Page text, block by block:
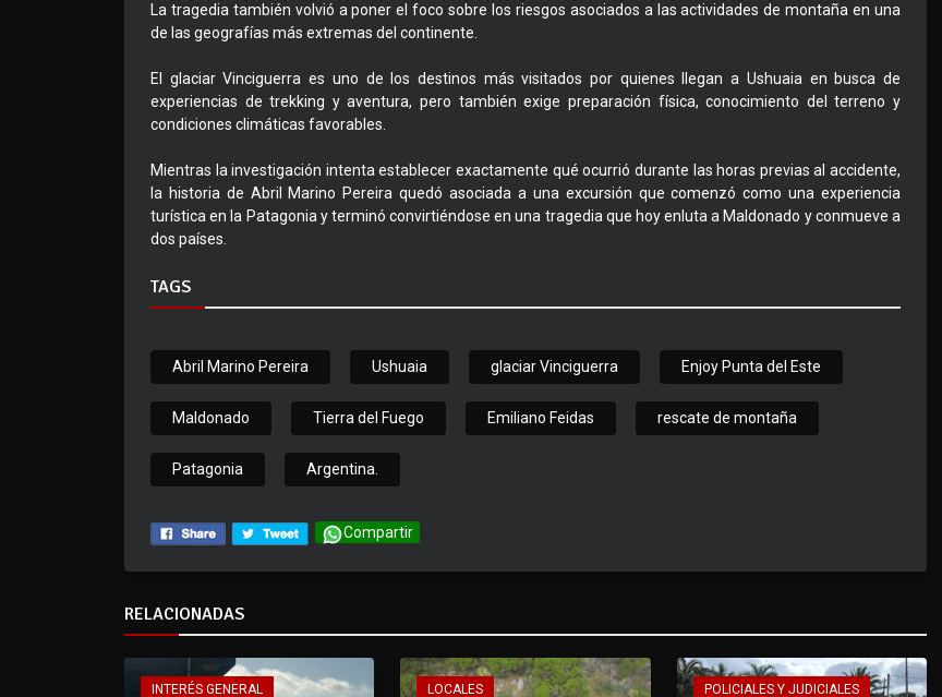
La tragedia también volvió a poner el foco sobre los riesgos asociados a las actividades de montaña en una
de las geografías más extremas del continente.
El glaciar Vinciguerra es uno de los destinos más visitados por quienes llegan a Ushuaia en busca de
experiencias de trekking y aventura, pero también exige preparación física, conocimiento del terreno y
condiciones climáticas favorables.
Mientras la investigación intenta establecer exactamente qué ocurrió durante las horas previas al accidente,
la historia de Abril Marino Pereira quedó asociada a una excursión que comenzó como una experiencia
turística en la Patagonia y terminó convirtiéndose en una tragedia que hoy enluta a Maldonado y conmueve a
dos países.
TAGS
Abril Marino Pereira Ushuaia glaciar Vinciguerra Enjoy Punta del Este
Maldonado Tierra del Fuego Emiliano Feidas rescate de montaña
Patagonia Argentina.
Compartir
RELACIONADAS
INTERÉS GENERAL LOCALES POLICIALES Y JUDICIALES